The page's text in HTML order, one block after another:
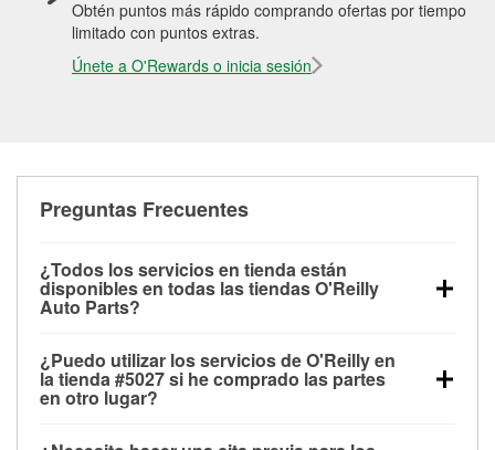
Obtén puntos más rápido comprando ofertas por tiempo
limitado con puntos extras.
Únete a O'Rewards o inicia sesión
Preguntas Frecuentes
¿Todos los servicios en tienda están
disponibles en todas las tiendas O'Reilly
Auto Parts?
las pruebas de batería, pruebas de alternador y
motor de arranque, revisión de la luz “Check Engine”
con O'Reilly VeriScan® e instalación de
limpiaparabrisas o bombillas, están disponibles en
¿Puedo utilizar los servicios de O'Reilly en
la tienda #5027 si he comprado las partes
en otro lugar?